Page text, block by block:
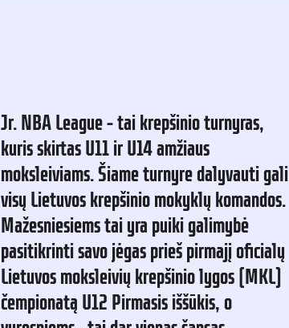
Jr.NBALeague–taikrepšinioturnyras,
kurisskirtasU11irU14amžiaus
moksleiviams.Šiameturnyredalyvautigali
visųLietuvoskrepšiniomokyklųkomandos.
Mažesniesiemstaiyrapuikigalimybė
pasitikrintisavojėgaspriešpirmajįoficialų
Lietuvosmoksleiviųkrepšiniolygos(MKL)
čempionatąU12Pirmasisiššūkis,o